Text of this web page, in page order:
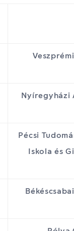
Nyíregyházi
Pécsi
Iskola és